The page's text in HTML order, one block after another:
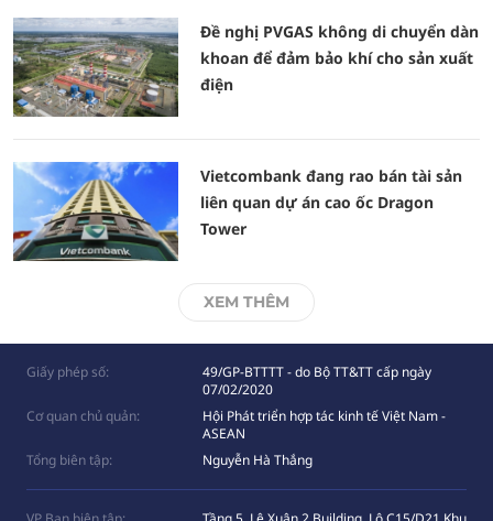
Đề nghị PVGAS không di chuyển dàn
khoan để đảm bảo khí cho sản xuất
điện
Vietcombank đang rao bán tài sản
liên quan dự án cao ốc Dragon
Tower
XEM THÊM
Giấy phép số:
49/GP-BTTTT - do Bộ TT&TT cấp ngày
07/02/2020
Cơ quan chủ quản:
Hội Phát triển hợp tác kinh tế Việt Nam -
ASEAN
Tổng biên tập:
Nguyễn Hà Thắng